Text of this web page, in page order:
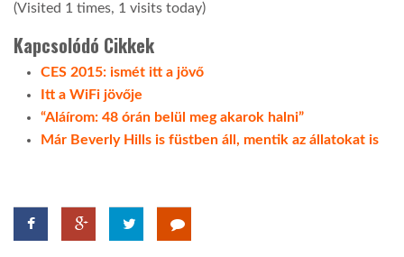
(Visited 1 times, 1 visits today)
Kapcsolódó Cikkek
CES 2015: ismét itt a jövő
Itt a WiFi jövője
“Aláírom: 48 órán belül meg akarok halni”
Már Beverly Hills is füstben áll, mentik az állatokat is